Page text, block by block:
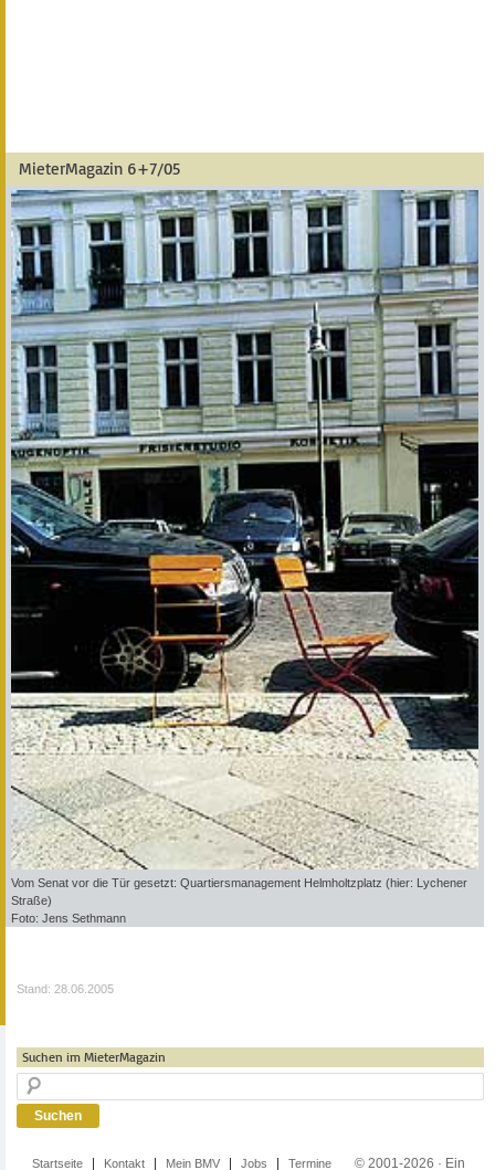
MieterMagazin 6+7/05
Vom Senat vor die Tür gesetzt: Quartiersmanagement Helmholtzplatz (hier: Lychener
Straße)
Foto: Jens Sethmann
Stand: 28.06.2005
Suchen im MieterMagazin
Startseite Kontakt Mein BMV Jobs Termine © 2001-2026 · Ein